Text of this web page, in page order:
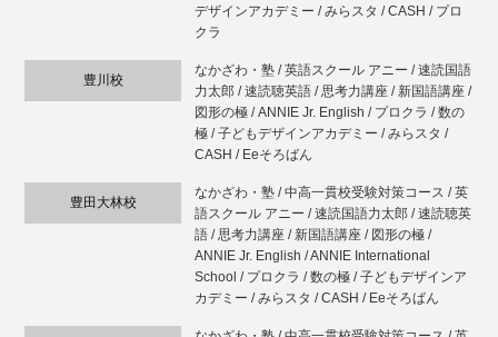
デザインアカデミー / みらスタ / CASH / プロ
クラ
豊川校
なかざわ・塾 / 英語スクール アニー / 速読国語
力太郎 / 速読聴英語 / 思考力講座 / 新国語講座 /
図形の極 / ANNIE Jr. English / プロクラ / 数の
極 / 子どもデザインアカデミー / みらスタ /
CASH / Eeそろばん
豊田大林校
なかざわ・塾 / 中高一貫校受験対策コース / 英
語スクール アニー / 速読国語力太郎 / 速読聴英
語 / 思考力講座 / 新国語講座 / 図形の極 /
ANNIE Jr. English / ANNIE International
School / プロクラ / 数の極 / 子どもデザインア
カデミー / みらスタ / CASH / Eeそろばん